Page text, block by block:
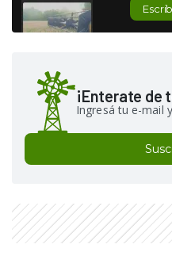
¡Enterate de
Ingresá tu e-mail